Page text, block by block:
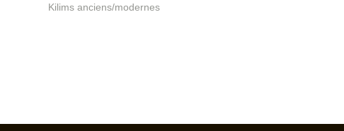
Kilims anciens/modernes